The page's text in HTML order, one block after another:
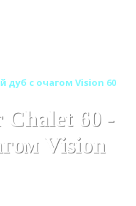
с очагом Vision 60
60 -
Vision